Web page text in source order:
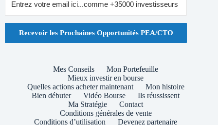
Recevoir les Prochaines Opportunités PEA/CTO
Mes Conseils
Mon Portefeuille
Mieux investir en bourse
Quelles actions acheter maintenant
Mon histoire
Bien débuter
Vidéo Bourse
Ils réussissent
Ma Stratégie
Contact
Conditions générales de vente
Conditions d’utilisation
Devenez partenaire